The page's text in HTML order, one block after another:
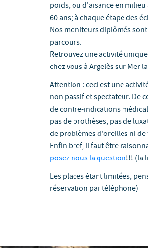
poids, ou d'aisance en
60 ans; à chaque étape des
Nos moniteurs diplômés
parcours.
Retrouvez une activité
chez vous à Argelès sur Mer
Attention : ceci est une
non passif et spectateur. De
de contre-indications
pas de prothèses, pas de
de problèmes d'oreilles ni de
Enfin bref, il faut être
posez nous la question!!! (la
Les places étant limitées,
réservation par téléphone)